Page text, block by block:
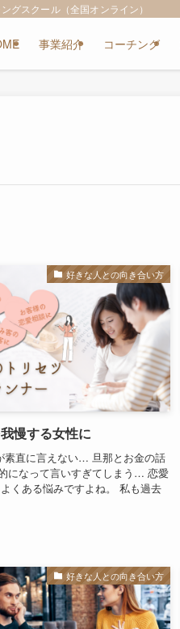
グスクール（全国オンライン）
事業紹介 コーチング
好きな人との向き合い方
慢する女性に
素直に言えない… 旦那とお金の話
になって言いすぎてしまう… 恋愛
くある悩みですよね。 私も過去
好きな人との向き合い方